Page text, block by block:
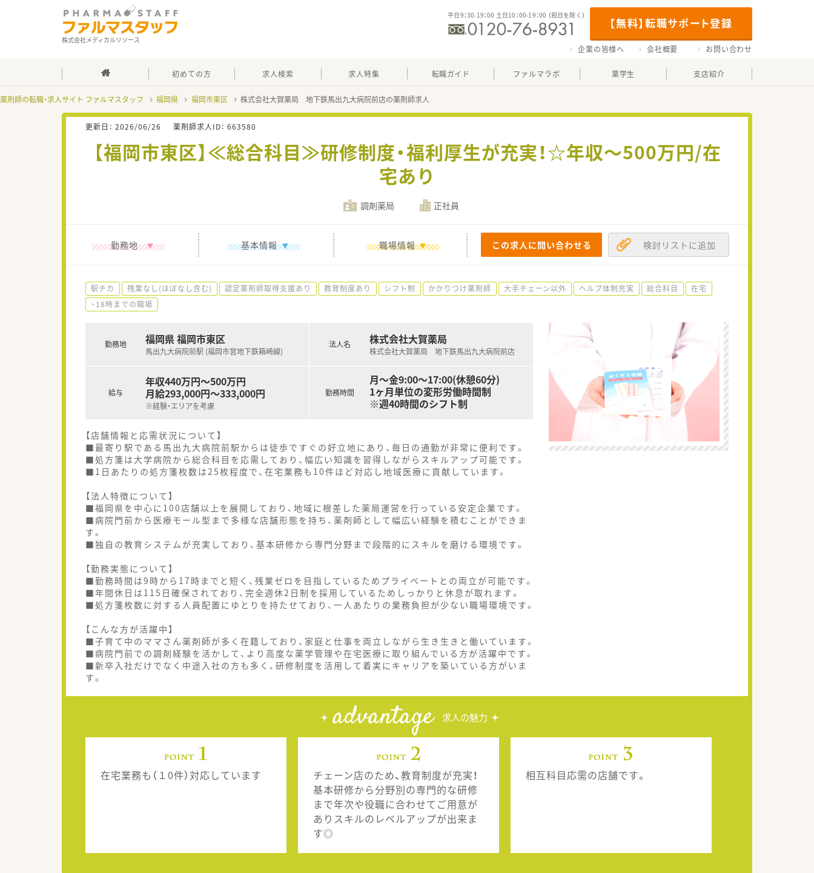
株式会社メディカルリソース
【無料】転職サポート登録
平日9：30-19：00 土日10：00-19：00 （祝日を除く）
企業の皆様へ 会社概要 お問い合わせ
初めての方 求人検索 求人特集 転職ガイド ファルマラボ 薬学生 支店紹介
薬剤師の転職・求人サイト ファルマスタッフ 福岡県 福岡市東区 株式会社大賀薬局 地下鉄馬出九大病院前店の薬剤師求人
更新日： 2026/06/26 薬剤師求人ID： 663580
【福岡市東区】≪総合科目≫研修制度・福利厚生が充実！☆年収～500万円/在
宅あり
調剤薬局 正社員
勤務地 基本情報 職場情報 この求人に問い合わせる 検討リストに追加
駅チカ 残業なし(ほぼなし含む) 認定薬剤師取得支援あり 教育制度あり シフト制 かかりつけ薬剤師 大手チェーン以外 ヘルプ体制充実 総合科目
在宅
~18時までの職場
勤務地 福岡県 福岡市東区
馬出九大病院前駅 (福岡市営地下鉄箱崎線)
給与
年収440万円～500万円
月給293,000円～333,000円
※経験・エリアを考慮
法人名 株式会社大賀薬局
株式会社大賀薬局 地下鉄馬出九大病院前店
勤務時間
月～金9:00～17:00(休憩60分)
1ヶ月単位の変形労働時間制
※週40時間のシフト制
【店舗情報と応需状況について】
■最寄り駅である馬出九大病院前駅からは徒歩ですぐの好立地にあり、毎日の通勤が非常に便利です。
■処方箋は大学病院から総合科目を応需しており、幅広い知識を習得しながらスキルアップ可能です。
■1日あたりの処方箋枚数は25枚程度で、在宅業務も10件ほど対応し地域医療に貢献しています。
【法人特徴について】
■福岡県を中心に100店舗以上を展開しており、地域に根差した薬局運営を行っている安定企業です。
■病院門前から医療モール型まで多様な店舗形態を持ち、薬剤師として幅広い経験を積むことができま
す。
■独自の教育システムが充実しており、基本研修から専門分野まで段階的にスキルを磨ける環境です。
【勤務実態について】
■勤務時間は9時から17時までと短く、残業ゼロを目指しているためプライベートとの両立が可能です。
■年間休日は115日確保されており、完全週休2日制を採用しているためしっかりと休息が取れます。
■処方箋枚数に対する人員配置にゆとりを持たせており、一人あたりの業務負担が少ない職場環境です。
【こんな方が活躍中】
■子育て中のママさん薬剤師が多く在籍しており、家庭と仕事を両立しながら生き生きと働いています。
■病院門前での調剤経験を活かして、より高度な薬学管理や在宅医療に取り組んでいる方が活躍中です。
■新卒入社だけでなく中途入社の方も多く、研修制度を活用して着実にキャリアを築いている方がいま
す。
advantage 求人の魅力
在宅業務も（１0件）対応しています
チェーン店のため、教育制度が充実！
基本研修から分野別の専門的な研修
まで年次や役職に合わせてご用意が
ありスキルのレベルアップが出来ま
す◎
相互科目応需の店舗です。